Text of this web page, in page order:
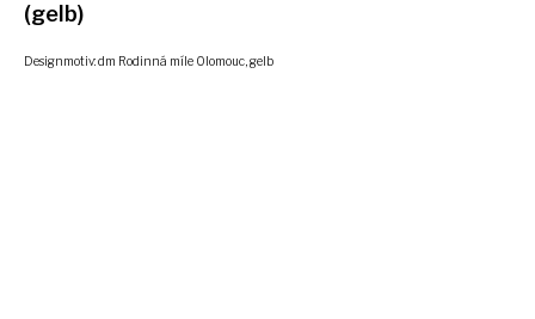
(gelb)
Designmotiv: dm Rodinná míle Olomouc, gelb